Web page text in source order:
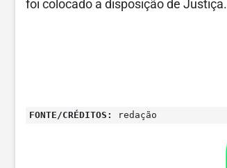
foi colocado a disposição de Justiça.
FONTE/CRÉDITOS: redação